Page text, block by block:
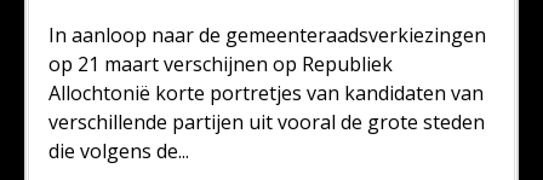
In aanloop naar de gemeenteraadsverkiezingen
op 21 maart verschijnen op Republiek
Allochtonië korte portretjes van kandidaten van
verschillende partijen uit vooral de grote steden
die volgens de...